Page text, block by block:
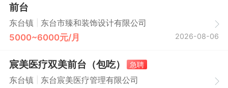
前台
东台镇 东台市臻和装饰设计有限公司
5000~6000元/月 2026-08-06
宸美医疗双美前台（包吃）
急聘
东台镇
东台宸美医疗管理有限公司